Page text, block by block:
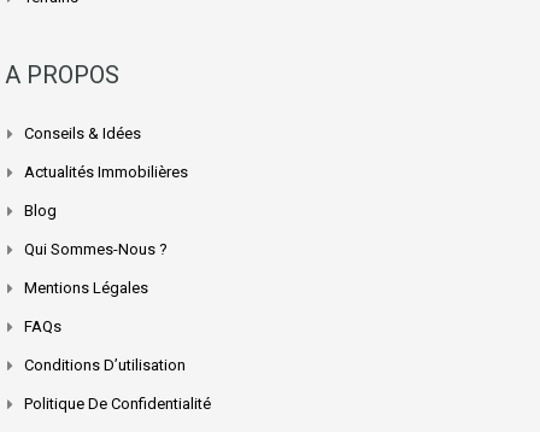
A PROPOS
Conseils & Idées
Actualités Immobilières
Blog
Qui Sommes-Nous ?
Mentions Légales
FAQs
Conditions D’utilisation
Politique De Confidentialité